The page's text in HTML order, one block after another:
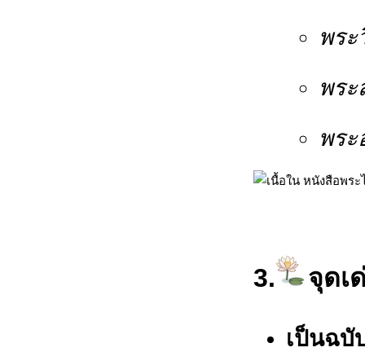
พร
พร
พร
3. จุดเ
เป็นฉบั